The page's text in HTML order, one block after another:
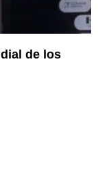
de los